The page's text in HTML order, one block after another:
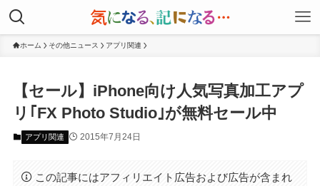
ホーム その他ニュース アプリ関連
【セール】iPhone向け人気写真加工アプ
リ｢FX Photo Studio｣が無料セール中
アプリ関連 2015年7月24日
この記事にはアフィリエイト広告および広告が含まれ